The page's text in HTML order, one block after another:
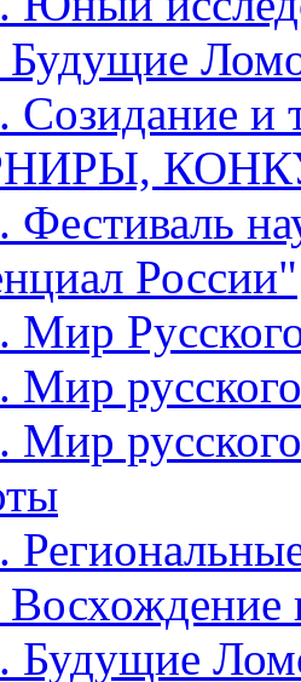
Будущие
Созидание и
Фестиваль
России"
Мир
Мир
Мир
Будущие